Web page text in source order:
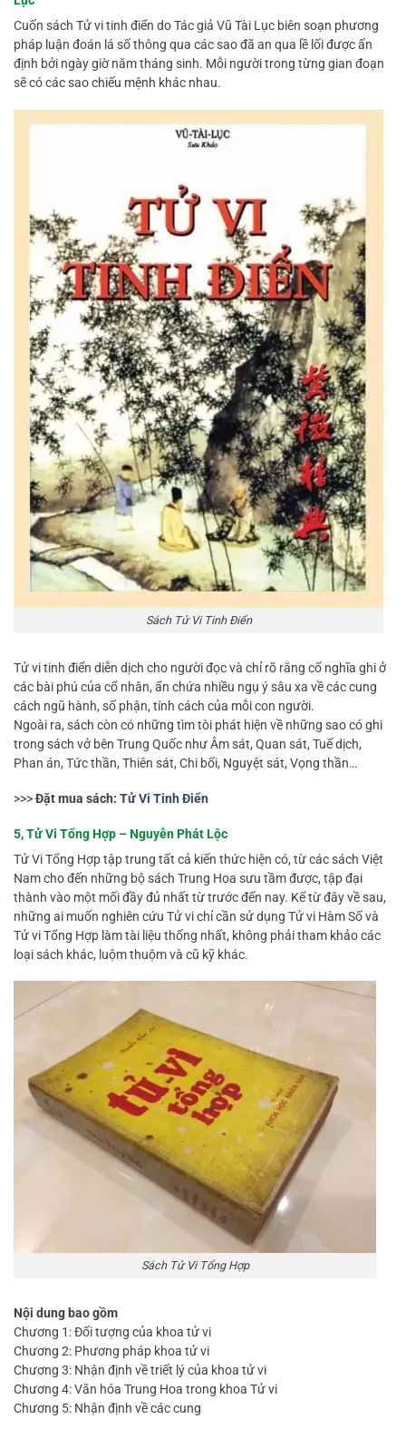
Cuốn sách Tử vi tinh điển do Tác giả Vũ Tài Lục biên soạn phương
pháp luận đoán lá số thông qua các sao đã an qua lề lối được ấn
định bởi ngày giờ năm tháng sinh. Mỗi người trong từng gian đoạn
sẽ có các sao chiếu mệnh khác nhau.
Sách Tử Vi Tinh Điển
Tử vi tinh điển diễn dịch cho người đọc và chỉ rõ rằng cổ nghĩa ghi ở
các bài phú của cổ nhân, ẩn chứa nhiều ngụ ý sâu xa về các cung
cách ngũ hành, số phận, tính cách của mỗi con người.
Ngoài ra, sách còn có những tìm tòi phát hiện về những sao có ghi
trong sách vở bên Trung Quốc như Âm sát, Quan sát, Tuế dịch,
Phan án, Tức thần, Thiên sát, Chi bối, Nguyệt sát, Vọng thần…
>>>Đặt mua sách: Tử Vi Tinh Điển
5, Tử Vi Tổng Hợp – Nguyễn Phát Lộc
Tử Vi Tổng Hợp tập trung tất cả kiến thức hiện có, từ các sách Việt
Nam cho đến những bộ sách Trung Hoa sưu tầm được, tập đại
thành vào một mối đầy đủ nhất từ trước đến nay. Kể từ đây về sau,
những ai muốn nghiên cứu Tử vi chỉ cần sử dụng Tử vi Hàm Số và
Tử vi Tổng Hợp làm tài liệu thống nhất, không phải tham khảo các
loại sách khác, luộm thuộm và cũ kỹ khác.
Sách Tử Vi Tổng Hợp
Nội dung bao gồm
Chương 1: Đối tượng của khoa tử vi
Chương 2: Phương pháp khoa tử vi
Chương 3: Nhận định về triết lý của khoa tử vi
Chương 4: Văn hóa Trung Hoa trong khoa Tử vi
Chương 5: Nhận định về các cung